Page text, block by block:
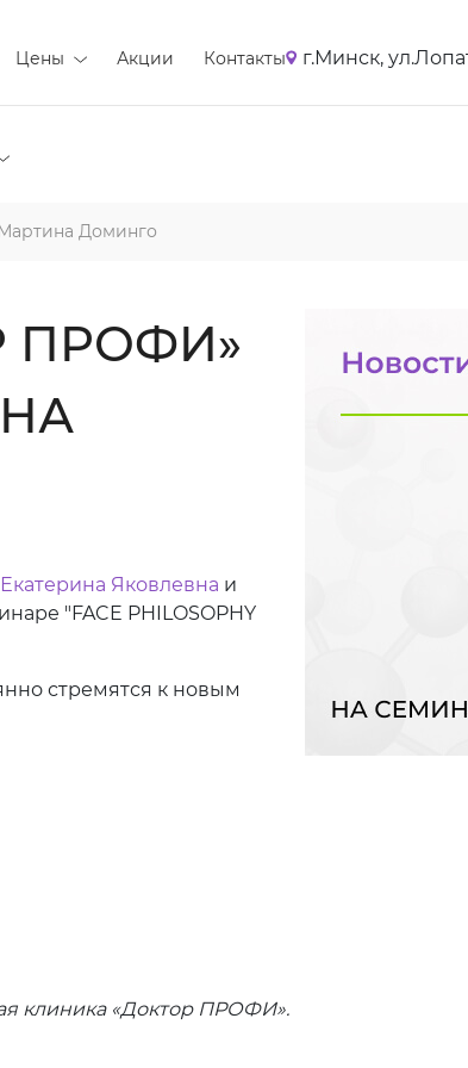
Цены Акции Контакты г.Минск,
Доминго
ПРОФИ»
Яковлевна и
"FACE PHILOSOPHY
стремятся к новым
клиника «Доктор ПРОФИ».